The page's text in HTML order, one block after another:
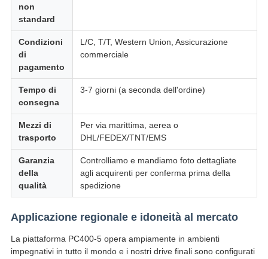
non
standard
Condizioni
di
pagamento
L/C, T/T, Western Union, Assicurazione
commerciale
Tempo di
consegna
3-7 giorni (a seconda dell'ordine)
Mezzi di
trasporto
Per via marittima, aerea o
DHL/FEDEX/TNT/EMS
Garanzia
della
qualità
Controlliamo e mandiamo foto dettagliate
agli acquirenti per conferma prima della
spedizione
Applicazione regionale e idoneità al mercato
La piattaforma PC400-5 opera ampiamente in ambienti
impegnativi in tutto il mondo e i nostri drive finali sono configurati